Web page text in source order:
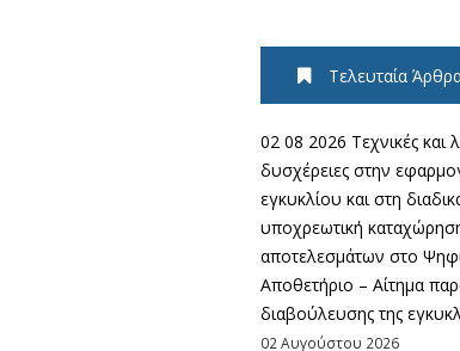
Τελευταία
02 08 2026 Τεχνικές και
δυσχέρειες στην
εγκυκλίου και στη
υποχρεωτική
αποτελεσμάτων στο
Αποθετήριο – Αίτημα
διαβούλευσης της
02 Αυγούστου 2026